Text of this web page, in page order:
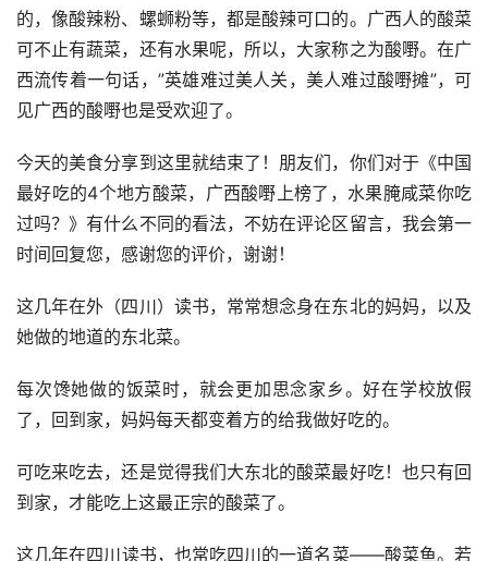
的，像酸辣粉、螺蛳粉等，都是酸辣可口的。广西人的酸菜
可不止有蔬菜，还有水果呢，所以，大家称之为酸嘢。在广
西流传着一句话，”英雄难过美人关，美人难过酸嘢摊”，可
见广西的酸嘢也是受欢迎了。
今天的美食分享到这里就结束了！朋友们，你们对于《中国
最好吃的4个地方酸菜，广西酸嘢上榜了，水果腌咸菜你吃
过吗？》有什么不同的看法，不妨在评论区留言，我会第一
时间回复您，感谢您的评价，谢谢！
这几年在外（四川）读书，常常想念身在东北的妈妈，以及
她做的地道的东北菜。
每次馋她做的饭菜时，就会更加思念家乡。好在学校放假
了，回到家，妈妈每天都变着方的给我做好吃的。
可吃来吃去，还是觉得我们大东北的酸菜最好吃！也只有回
到家，才能吃上这最正宗的酸菜了。
这几年在四川读书，也常吃四川的一道名菜——酸菜鱼。若